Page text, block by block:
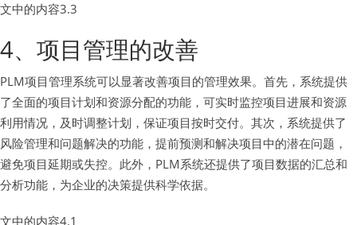
文中的内容3.3
4、项目管理的改善
PLM项目管理系统可以显著改善项目的管理效果。首先，系统提供
了全面的项目计划和资源分配的功能，可实时监控项目进展和资源
利用情况，及时调整计划，保证项目按时交付。其次，系统提供了
风险管理和问题解决的功能，提前预测和解决项目中的潜在问题，
避免项目延期或失控。此外，PLM系统还提供了项目数据的汇总和
分析功能，为企业的决策提供科学依据。
文中的内容4.1